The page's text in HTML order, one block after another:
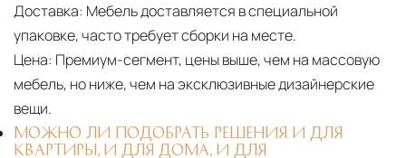
Доставка: Мебель доставляется в специальной
упаковке, часто требует сборки на месте.
Цена: Премиум-сегмент, цены выше, чем на массовую
мебель, но ниже, чем на эксклюзивные дизайнерские
вещи.
МОЖНО ЛИ ПОДОБРАТЬ РЕШЕНИЯ И ДЛЯ
КВАРТИРЫ, И ДЛЯ ДОМА, И ДЛЯ